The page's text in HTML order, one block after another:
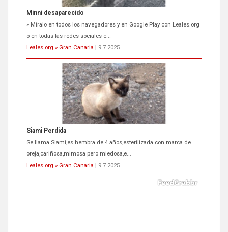
Minni desaparecido
» Míralo en todos los navegadores y en Google Play con Leales.org
o en todas las redes sociales c...
Leales.org » Gran Canaria
9.7.2025
Siami Perdida
Se llama Siami,es hembra de 4 años,esterilizada con marca de
oreja,cariñosa,mimosa pero miedosa,e...
Leales.org » Gran Canaria
9.7.2025